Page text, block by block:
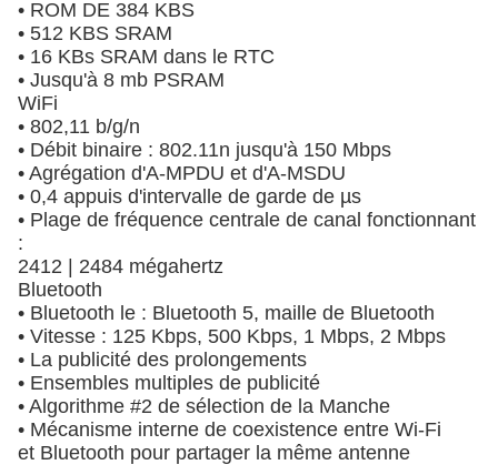
• ROM DE 384 KBS
• 512 KBS SRAM
• 16 KBs SRAM dans le RTC
• Jusqu'à 8 mb PSRAM
WiFi
• 802,11 b/g/n
• Débit binaire : 802.11n jusqu'à 150 Mbps
• Agrégation d'A-MPDU et d'A-MSDU
• 0,4 appuis d'intervalle de garde de µs
• Plage de fréquence centrale de canal fonctionnant
:
2412 | 2484 mégahertz
Bluetooth
• Bluetooth le : Bluetooth 5, maille de Bluetooth
• Vitesse : 125 Kbps, 500 Kbps, 1 Mbps, 2 Mbps
• La publicité des prolongements
• Ensembles multiples de publicité
• Algorithme #2 de sélection de la Manche
• Mécanisme interne de coexistence entre Wi-Fi
et Bluetooth pour partager la même antenne